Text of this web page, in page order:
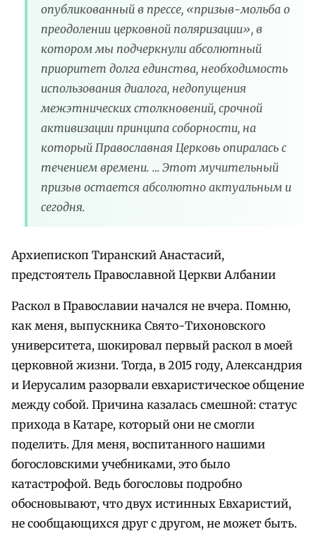
опубликованный в прессе, «призыв-мольба о
преодолении церковной поляризации», в
котором мы подчеркнули абсолютный
приоритет долга единства, необходимость
использования диалога, недопущения
межэтнических столкновений, срочной
активизации принципа соборности, на
который Православная Церковь опиралась с
течением времени. … Этот мучительный
призыв остается абсолютно актуальным и
сегодня.
Архиепископ Тиранский Анастасий,
предстоятель Православной Церкви Албании
Раскол в Православии начался не вчера. Помню,
как меня, выпускника Свято-Тихоновского
университета, шокировал первый раскол в моей
церковной жизни. Тогда, в 2015 году, Александрия
и Иерусалим разорвали евхаристическое общение
между собой. Причина казалась смешной: статус
прихода в Катаре, который они не смогли
поделить. Для меня, воспитанного нашими
богословскими учебниками, это было
катастрофой. Ведь богословы подробно
обосновывают, что двух истинных Евхаристий,
не сообщающихся друг с другом, не может быть.